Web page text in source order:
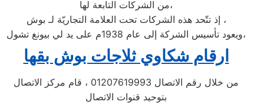
من الشركات التابعة لها،
إذ تتّحد هذه الشركات تحت العلامة التجاريّة لـ بوش ،
ويعود تأسيس الشركة إلى عام 1938م على يد لي بيونغ تشول،
ارقام شكاوي ثلاجات بوش بقها
من خلال رقم الاتصال 01207619993 ، قام مركز الاتصال
بتوحيد قنوات الاتصال